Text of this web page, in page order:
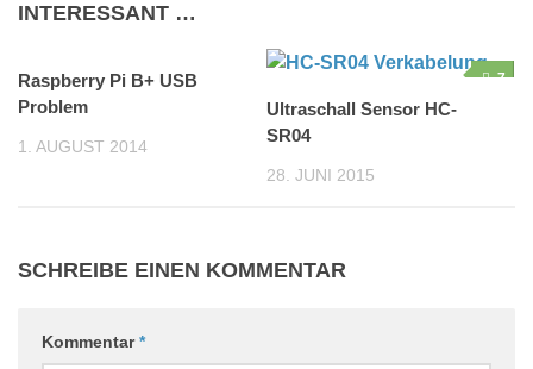
INTERESSANT …
Raspberry Pi B+ USB
Problem
1. AUGUST 2014
7
Ultraschall Sensor HC-
SR04
28. JUNI 2015
SCHREIBE EINEN KOMMENTAR
Kommentar*